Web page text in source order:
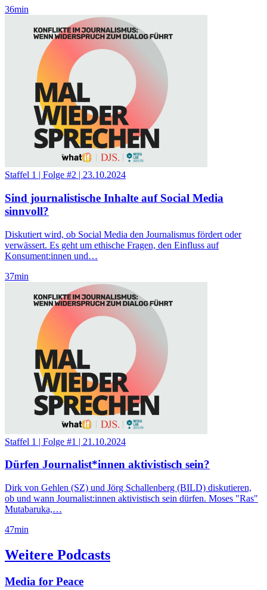
36min
Staffel 1 | Folge #2 | 23.10.2024
Sind journalistische Inhalte auf Social Media
sinnvoll?
Diskutiert wird, ob Social Media den Journalismus fördert oder
verwässert. Es geht um ethische Fragen, den Einfluss auf
Konsument:innen und…
37min
Staffel 1 | Folge #1 | 21.10.2024
Dürfen Journalist*innen aktivistisch sein?
Dirk von Gehlen (SZ) und Jörg Schallenberg (BILD) diskutieren,
ob und wann Journalist:innen aktivistisch sein dürfen. Moses "Ras"
Mutabaruka,…
47min
Weitere Podcasts
Media for Peace